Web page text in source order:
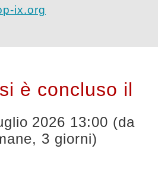
ix.org
è concluso il
2026 13:00 (da
3 giorni)